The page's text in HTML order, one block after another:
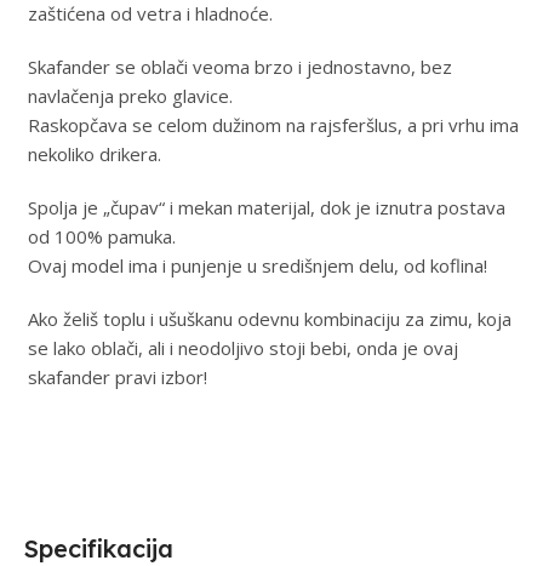
zaštićena od vetra i hladnoće.
Skafander se oblači veoma brzo i jednostavno, bez
navlačenja preko glavice.
Raskopčava se celom dužinom na rajsferšlus, a pri vrhu ima
nekoliko drikera.
Spolja je „čupav“ i mekan materijal, dok je iznutra postava
od 100% pamuka.
Ovaj model ima i punjenje u središnjem delu, od koflina!
Ako želiš toplu i ušuškanu odevnu kombinaciju za zimu, koja
se lako oblači, ali i neodoljivo stoji bebi, onda je ovaj
skafander pravi izbor!
Specifikacija